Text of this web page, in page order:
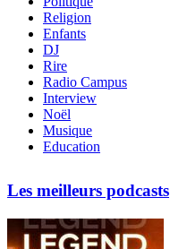
Religion
Enfants
DJ
Rire
Radio Campus
Interview
Noël
Musique
Education
Les meilleurs podcasts